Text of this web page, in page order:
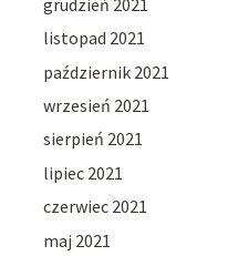
listopad 2021
październik 2021
wrzesień 2021
sierpień 2021
lipiec 2021
czerwiec 2021
maj 2021